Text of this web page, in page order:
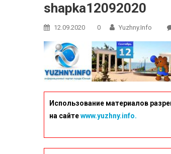
shapka12092020
12.09.2020 0 Yuzhny.info
Использование материалов
на сайтеwww.yuzhny.info.